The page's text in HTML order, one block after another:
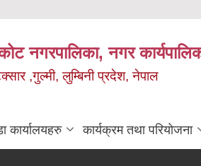
नगरपालिका, नगर
,गुल्मी, लुम्बिनी प्रदेश, नेपाल
कार्यालयहरु कार्यक्रम तथा परियोजना